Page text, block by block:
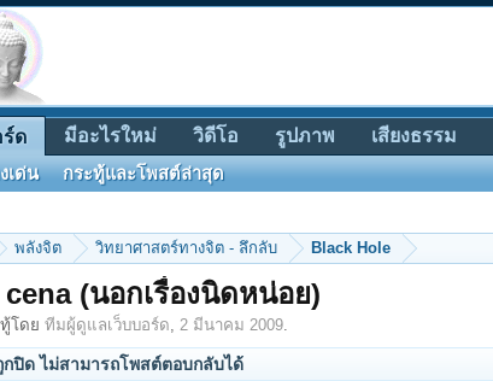
พลังจิต วิทยาศาสตร์ทางจิต - ลึกลับ Black Hole
(นอกเรื่องนิดหน่อย)
โดย ทีมผู้ดูแลเว็บบอร์ด, 2 มีนาคม 2009.
กปิด ไม่สามารถโพสต์ตอบกลับได้
ร์ด
เด่น กระทู้และโพสต์ล่าสุด
มีอะไรใหม่ วิดีโอ รูปภาพ เสียงธรรม